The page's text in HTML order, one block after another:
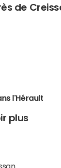
de
l'Hérault
plus